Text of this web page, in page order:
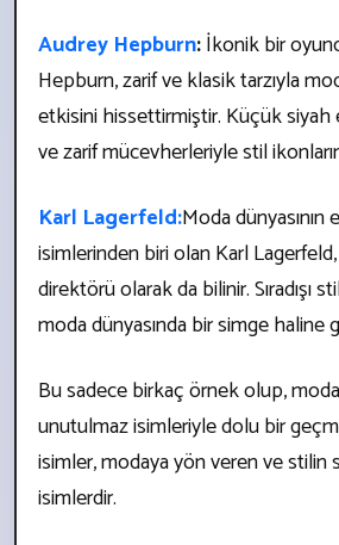
Audrey Hepburn:İkonik bir
Hepburn, zarif ve klasik tarzıyla
etkisini hissettirmiştir. Küçük siyah
ve zarif mücevherleriyle stil
Karl Lagerfeld:Moda dünyasının
isimlerinden biri olan Karl
direktörü olarak da bilinir. Sıradışı
moda dünyasında bir simge haline
Bu sadece birkaç örnek olup, moda
unutulmaz isimleriyle dolu bir
isimler, modaya yön veren ve stilin
isimlerdir.